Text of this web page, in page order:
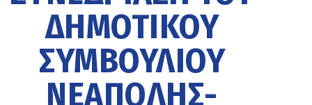
ΔΗΜΟΤΙΚΟΥ
ΣΥΜΒΟΥΛΙΟΥ
ΝΕΑΠΟΛΗΣ-